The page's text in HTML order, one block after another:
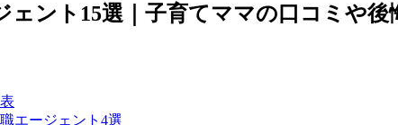
ント15選｜子育てママの口コミや
エージェント4選